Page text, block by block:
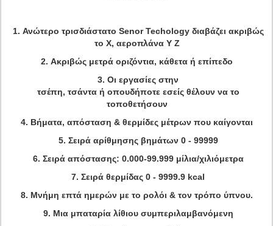
1. Ανώτερο τρισδιάστατο Senor Techology διαβάζει ακριβώς
το Χ, αεροπλάνα Υ Ζ
2. Ακριβώς μετρά οριζόντια, κάθετα ή επίπεδο
3. Οι εργασίες στην
τσέπη, τσάντα ή οπουδήποτε εσείς θέλουν να το
τοποθετήσουν
4. Βήματα, απόσταση & θερμίδες μέτρων που καίγονται
5. Σειρά αρίθμησης βημάτων 0 - 99999
6. Σειρά απόστασης: 0.000-99.999 μίλια/χιλιόμετρα
7. Σειρά θερμίδας 0 - 9999.9 kcal
8. Μνήμη επτά ημερών με το ρολόι & τον τρόπο ύπνου.
9. Μια μπαταρία λίθιου συμπεριλαμβανόμενη